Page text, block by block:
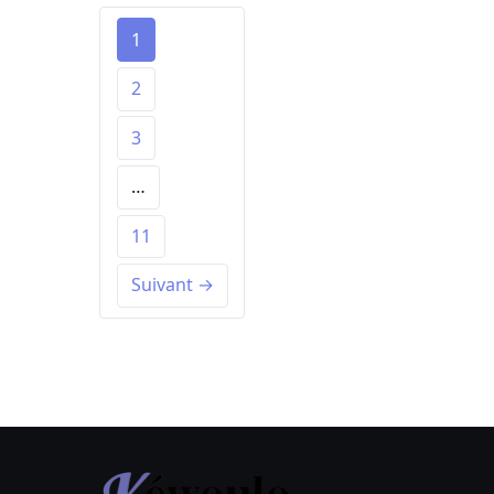
1
2
3
…
11
Suivant →